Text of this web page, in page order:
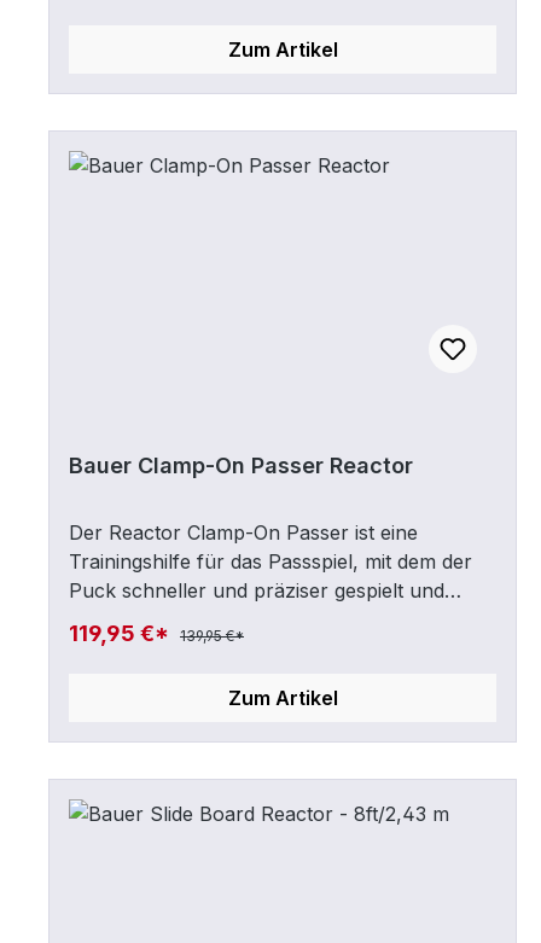
Zum Artikel
Bauer Clamp-On Passer Reactor
Der Reactor Clamp-On Passer ist eine
Trainingshilfe für das Passspiel, mit dem der
Puck schneller und präziser gespielt und
angenommen werden kann. Mit diesem Tool
können diverse Fähigkeiten verbessert
oder die Reaktionsfähigkeit. Er lässt sich an
119,95 €* 139,95 €*
Zum Artikel